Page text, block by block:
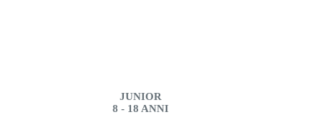
JUNIOR
8 - 18 ANNI